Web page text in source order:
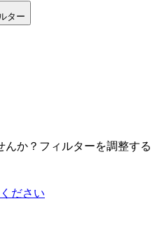
ター
か？フィルターを調整する
ださい